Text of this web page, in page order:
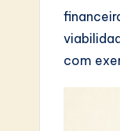
com